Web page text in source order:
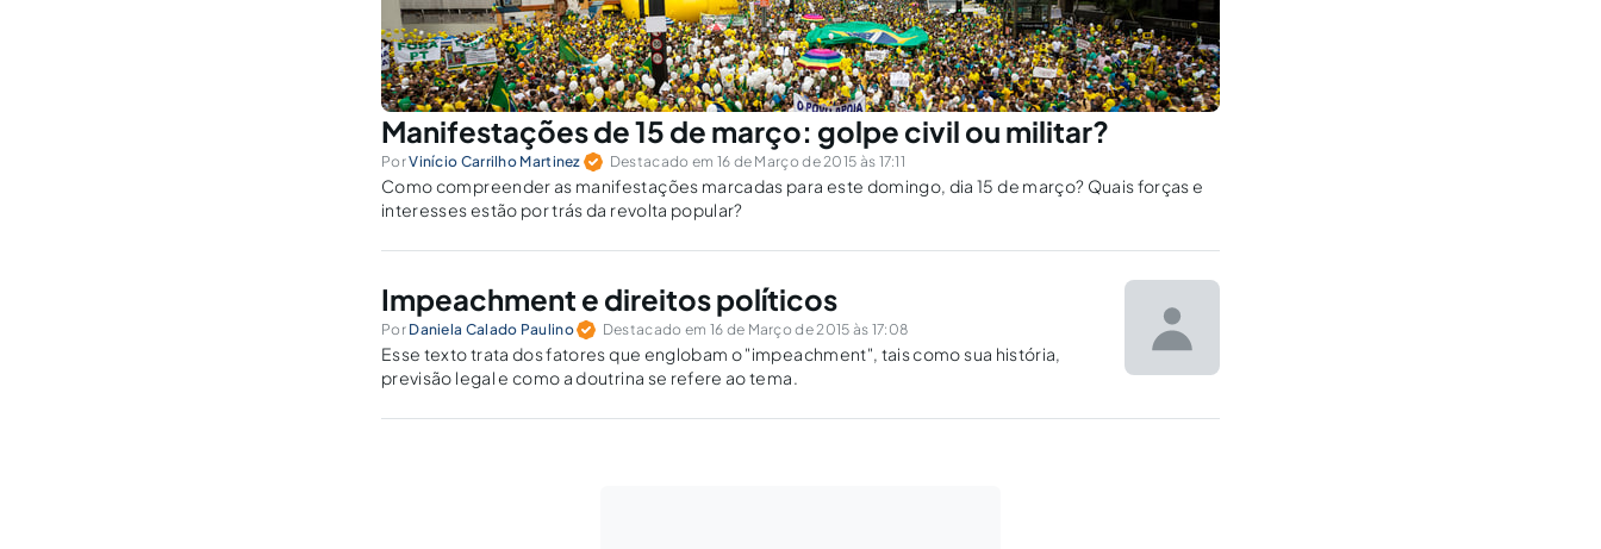
Manifestações de 15 de março: golpe civil ou militar?
PorVinício Carrilho Martinez Destacado em 16 de Março de 2015 às 17:11
Como compreender as manifestações marcadas para este domingo, dia 15 de março? Quais forças e
interesses estão por trás da revolta popular?
Impeachment e direitos políticos
Por Daniela Calado Paulino Destacado em 16 de Março de 2015 às 17:08
Esse texto trata dos fatores que englobam o "impeachment", tais como sua história,
previsão legal e como a doutrina se refere ao tema.